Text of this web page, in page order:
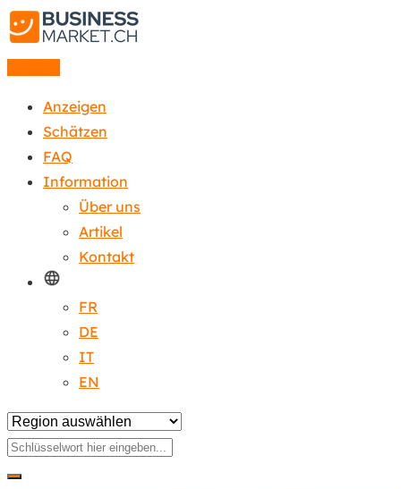
Anzeigen
Schätzen
FAQ
Information
Über uns
Artikel
Kontakt
FR
DE
IT
EN